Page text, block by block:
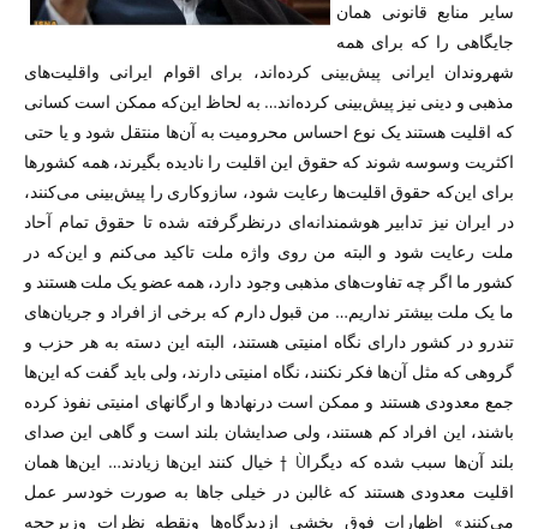
سایر منابع قانونی‌‌‌ همان
جایگاهی را که برای همه
شهروندان ایرانی پیش‌بینی کرده‌اند، برای اقوام ایرانی واقلیت‌های
مذهبی و دینی نیز پیش‌بینی کرده‌اند… به لحاظ این‌که ممکن است کسانی
که اقلیت هستند یک نوع احساس محرومیت به آن‌ها منتقل شود و یا حتی
اکثریت وسوسه شوند که حقوق این اقلیت را نادیده بگیرند، همه کشور‌ها
برای این‌که حقوق اقلیت‌ها رعایت شود، سازوکاری را پیش‌بینی می‌کنند،
در ایران نیز تدابیر هوشمندانه‌ای درنظرگرفته شده تا حقوق تمام آحاد
ملت رعایت شود و البته من روی واژه ملت تاکید می‌کنم و این‌که در
کشور ما اگر چه تفاوت‌های مذهبی وجود دارد، همه عضو یک ملت هستند و
ما یک ملت بیشتر نداریم… من قبول دارم که برخی از افراد و جریان‌های
تندرو در کشور دارای نگاه امنیتی هستند، البته این دسته به هر حزب و
گروهی که مثل آن‌ها فکر نکنند، نگاه امنیتی دارند، ولی باید گفت که این‌ها
جمع معدودی هستند و ممکن است درنهاد‌ها و ارگانهای امنیتی نفوذ کرده
باشند، این افراد کم هستند، ولی صدایشان بلند است و گاهی این صدای
بلند آن‌ها سبب شده که دیگراÙ † خیال کنند این‌ها زیادند… این‌ها‌‌‌ همان
اقلیت معدودی هستند که غالبن در خیلی جا‌ها به صورت خودسر عمل
می‌کنند» اظهارات فوق بخشی ازدیدگاه‌ها ونقطه نظرات وزیرحجه